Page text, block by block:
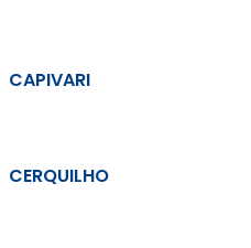
CAPIVARI
CERQUILHO